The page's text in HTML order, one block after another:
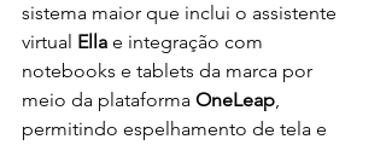
sistema maior que inclui o assistente
virtual Ella e integração com
notebooks e tablets da marca por
meio da plataforma OneLeap,
permitindo espelhamento de tela e